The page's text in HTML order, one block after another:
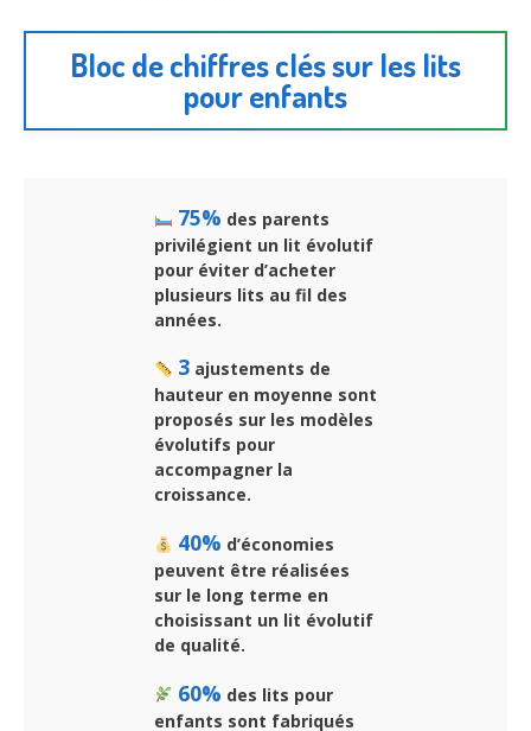
Bloc de chiffres clés sur les lits
pour enfants
75% des parents
privilégient un lit évolutif
pour éviter d’acheter
plusieurs lits au fil des
années.
3ajustements de
hauteur en moyenne sont
proposés sur les modèles
évolutifs pour
accompagner la
croissance.
40% d’économies
peuvent être réalisées
sur le long terme en
choisissant un lit évolutif
de qualité.
60% des lits pour
enfants sont fabriqués